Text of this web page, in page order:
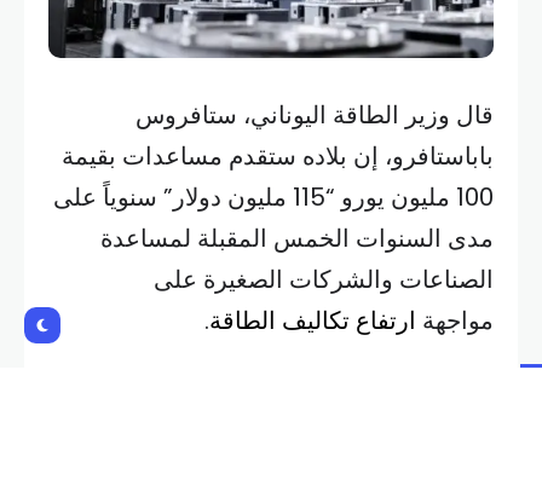
قال وزير الطاقة اليوناني، ستافروس
باباستافرو، إن بلاده ستقدم مساعدات بقيمة
100 مليون يورو “115 مليون دولار” سنوياً على
مدى السنوات الخمس المقبلة لمساعدة
الصناعات والشركات الصغيرة على
مواجهة ارتفاع تكاليف الطاقة.